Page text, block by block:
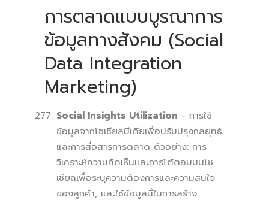
การตลาดแบบบูรณาการ
ข้อมูลทางสังคม (Social
Data Integration
Marketing)
Social Insights Utilization - การใช้
ข้อมูลจากโซเชียลมีเดียเพื่อปรับปรุงกลยุทธ์
และการสื่อสารการตลาด ตัวอย่าง: การ
วิเคราะห์ความคิดเห็นและการโต้ตอบบนโซ
เชียลเพื่อระบุความต้องการและความสนใจ
ของลูกค้า, และใช้ข้อมูลนี้ในการสร้าง